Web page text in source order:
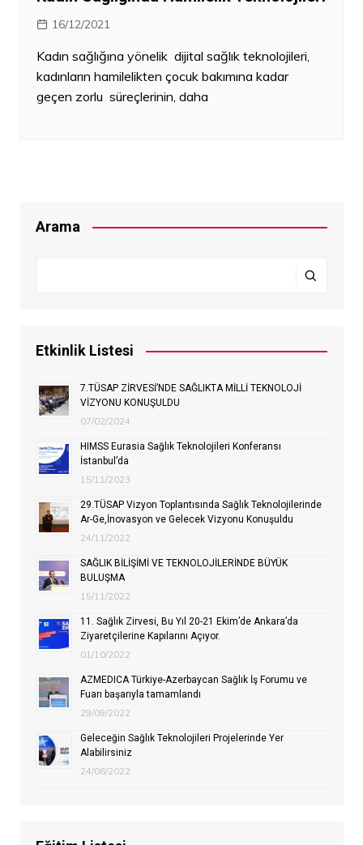
16/12/2021
Kadın sağlığına yönelik dijital sağlık teknolojileri,
kadınların hamilelikten çocuk bakımına kadar
geçen zorlu süreçlerinin, daha
Arama
Etkinlik Listesi
7.TÜSAP ZİRVESİ’NDE SAĞLIKTA MİLLİ TEKNOLOJİ
VİZYONU KONUŞULDU
07/02/2024
HIMSS Eurasia Sağlık Teknolojileri Konferansı
İstanbul’da
15/11/2023
29.TÜSAP Vizyon Toplantısında Sağlık Teknolojilerinde
Ar-Ge,İnovasyon ve Gelecek Vizyonu Konuşuldu
24/11/2022
SAĞLIK BİLİŞİMİ VE TEKNOLOJİLERİNDE BÜYÜK
BULUŞMA
15/11/2022
11. Sağlık Zirvesi, Bu Yıl 20-21 Ekim’de Ankara’da
Ziyaretçilerine Kapılarını Açıyor.
01/10/2022
AZMEDICA Türkiye-Azerbaycan Sağlık İş Forumu ve
Fuarı başarıyla tamamlandı
29/09/2022
Geleceğin Sağlık Teknolojileri Projelerinde Yer
Alabilirsiniz
24/06/2022